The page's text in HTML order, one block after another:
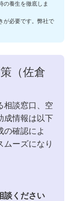
の養生を徹底しま
が必要です。弊社で
（佐倉
相談窓口、空
成情報は以下
の確認によ
ムーズになり
談ください